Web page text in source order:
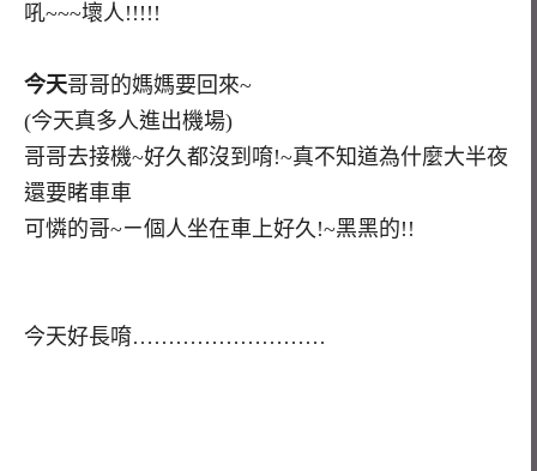
吼~~~壞人!!!!!
今天哥哥的媽媽要回來~
(今天真多人進出機場)
哥哥去接機~好久都沒到唷!~真不知道為什麼大半夜
還要睹車車
可憐的哥~ㄧ個人坐在車上好久!~黑黑的!!
今天好長唷………………………